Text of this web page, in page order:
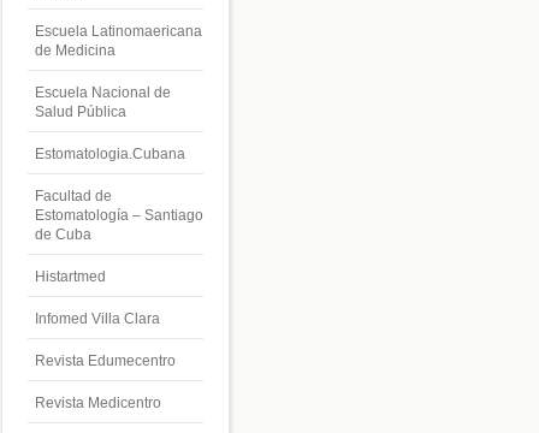
Escuela Latinomaericana
de Medicina
Escuela Nacional de
Salud Pública
Estomatologia.Cubana
Facultad de
Estomatología – Santiago
de Cuba
Histartmed
Infomed Villa Clara
Revista Edumecentro
Revista Medicentro